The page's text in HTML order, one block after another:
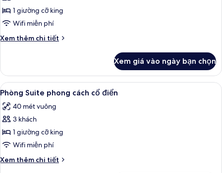
1 giường cỡ king
Wifi miễn phí
Xem thêm chi tiết
Chi
Phòng
phong
cách
điển,
cỡ
king
Xem giá vào ngày bạn chọn
Xem
tất
cả
ảnh
Phòng
Suite
phong
cách
Phòng Suite phong cách cổ điển |
6
Phòng Suite phong cách cổ điển
40 mét vuông
3 khách
1 giường cỡ king
Wifi miễn phí
Xem thêm chi tiết
Chi